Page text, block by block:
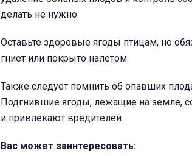
делать не нужно.
Оставьте здоровые ягоды птицам, но
гниет или покрыто налетом.
Также следует помнить об опавших
Подгнившие ягоды, лежащие на земле,
и привлекают вредителей.
Вас может заинтересовать: